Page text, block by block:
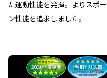
た運動性能を発揮。よりスポ
ン性能を追求しました。